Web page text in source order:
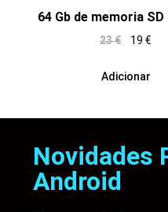
64 Gb de memoria SD
23€ 19€
Adicionar
Novidades
Android